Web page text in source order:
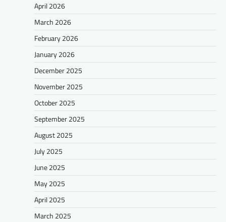
April 2026
March 2026
February 2026
January 2026
December 2025
November 2025
October 2025
September 2025
August 2025
July 2025
June 2025
May 2025
April 2025
March 2025